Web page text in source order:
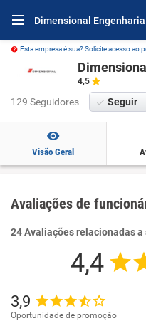
Dimensional
Esta empresa é sua? Solicite acesso ao
4,5
129 Seguidores Seguir
Visão Geral
Avaliações de
24 Avaliações relacionadas a
4,4
3,9
Oportunidade de promoção